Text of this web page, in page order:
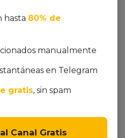
be published. Required
hasta 80% de
manualmente
en Telegram
gratis, sin spam
Canal Gratis